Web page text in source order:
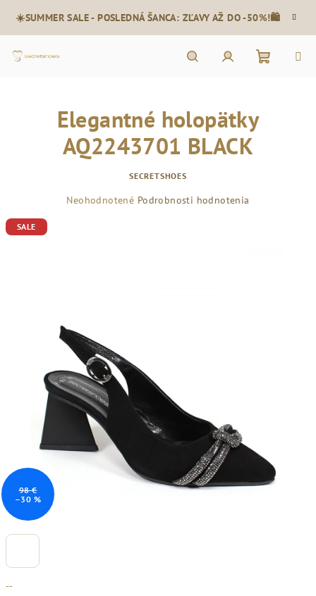
obsah
☀️SUMMER SALE - POSLEDNÁ ŠANCA: ZĽAVY AŽ DO -50%!🛍️
--
Elegantné holopätky
AQ2243701 BLACK
SECRETSHOES
Priemerné
Neohodnotené Podrobnosti hodnotenia
SALE
98 €
–30 %